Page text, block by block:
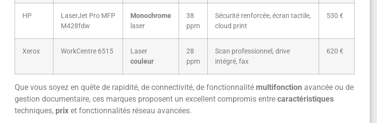
HP
LaserJet Pro MFP
M428fdw
Monochrome
laser
38
ppm
Sécurité renforcée, écran tactile,
cloud print
530 €
Xerox WorkCentre 6515
Laser
couleur
28
ppm
Scan professionnel, drive
intégré, fax
620 €
Que vous soyez en quête de rapidité, de connectivité, de fonctionnalité multifonction avancée ou de
gestion documentaire, ces marques proposent un excellent compromis entre caractéristiques
techniques, prix et fonctionnalités réseau avancées.